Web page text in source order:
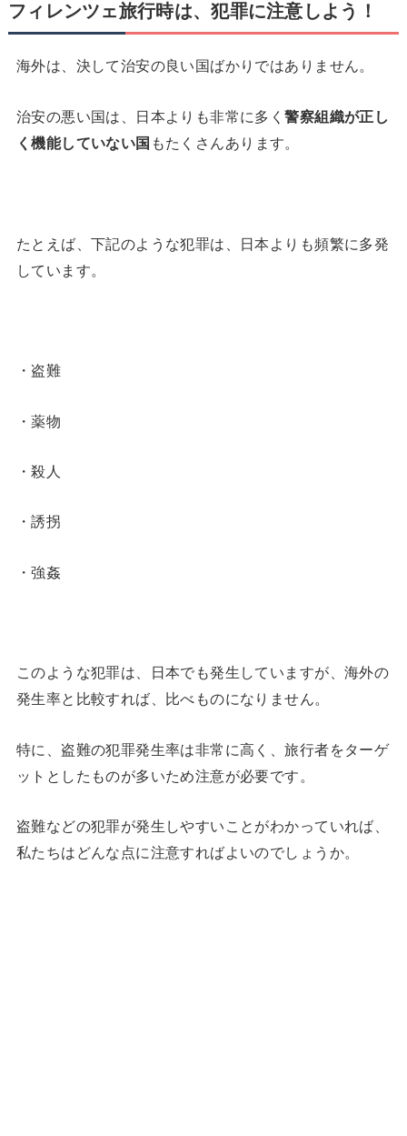
フィレンツェ旅行時は、犯罪に注意しよう！
海外は、決して治安の良い国ばかりではありません。
治安の悪い国は、日本よりも非常に多く警察組織が正し
く機能していない国 もたくさんあります。
たとえば、下記のような犯罪は、日本よりも頻繁に多発
しています。
・盗難
・薬物
・殺人
・誘拐
・強姦
このような犯罪は、日本でも発生していますが、海外の
発生率と比較すれば、比べものになりません。
特に、盗難の犯罪発生率は非常に高く、旅行者をターゲ
ットとしたものが多いため注意が必要です。
盗難などの犯罪が発生しやすいことがわかっていれば、
私たちはどんな点に注意すればよいのでしょうか。